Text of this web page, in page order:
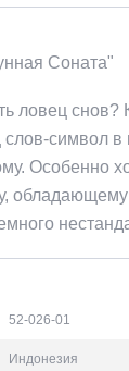
Соната"
ловец снов?
слов-символ
Особенно
52-026-01
Индонезия